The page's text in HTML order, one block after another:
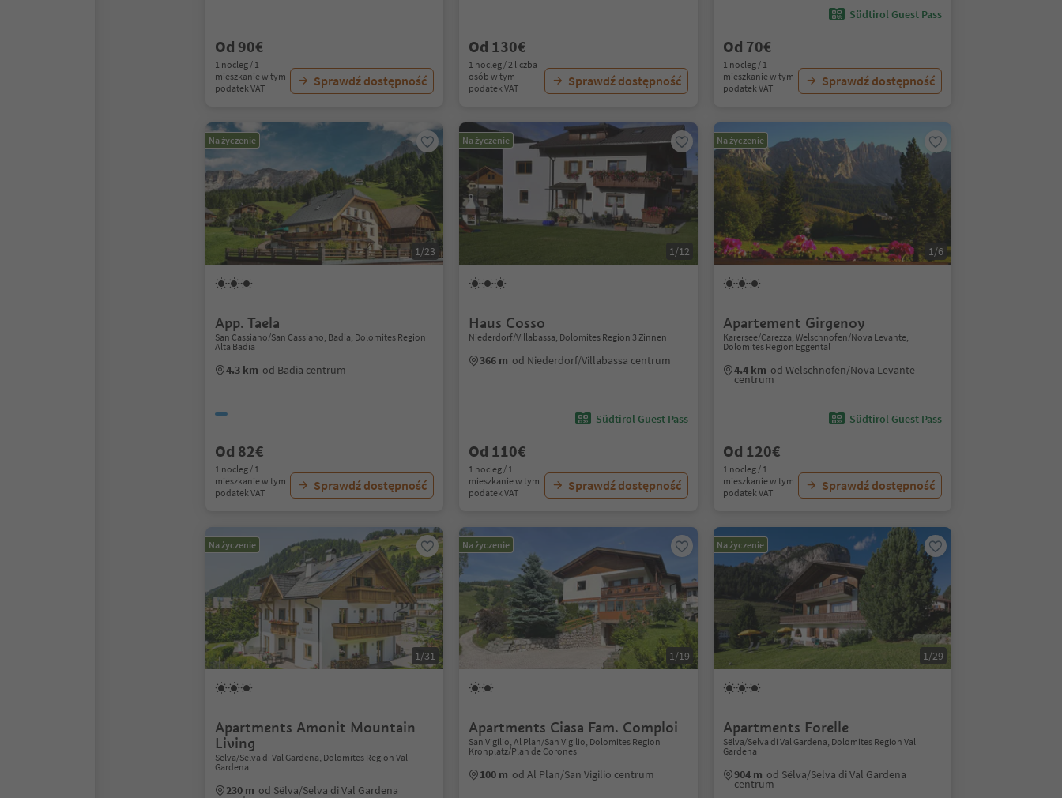
Od 90€
1 nocleg / 1
mieszkanie w tym
podatek VAT
Sprawdź dostępność
Od 130€
1 nocleg / 2 liczba
osób w tym
podatek VAT
Sprawdź dostępność
Südtirol Guest Pass
Od 70€
1 nocleg / 1
mieszkanie w tym
podatek VAT
Sprawdź dostępność
Na życzenie
1/23
App. Taela
San Cassiano/San Cassiano, Badia, Dolomites Region
Alta Badia
4.3 km od Badia centrum
Od 82€
1 nocleg / 1
mieszkanie w tym
podatek VAT
Sprawdź dostępność
Na życzenie
1/12
Haus Cosso
Niederdorf/Villabassa, Dolomites Region 3 Zinnen
366 m od Niederdorf/Villabassa centrum
Südtirol Guest Pass
Od 110€
1 nocleg / 1
mieszkanie w tym
podatek VAT
Sprawdź dostępność
Na życzenie
1/6
Apartement Girgenoy
Karersee/Carezza, Welschnofen/Nova Levante,
Dolomites Region Eggental
4.4 km od Welschnofen/Nova Levante
centrum
Südtirol Guest Pass
Od 120€
1 nocleg / 1
mieszkanie w tym
podatek VAT
Sprawdź dostępność
Na życzenie
1/31
Apartments Amonit Mountain
Living
Sëlva/Selva di Val Gardena, Dolomites Region Val
Gardena
230 m od Sëlva/Selva di Val Gardena
Na życzenie
1/19
Apartments Ciasa Fam. Comploi
San Vigilio, Al Plan/San Vigilio, Dolomites Region
Kronplatz/Plan de Corones
100 m od Al Plan/San Vigilio centrum
Na życzenie
1/29
Apartments Forelle
Sëlva/Selva di Val Gardena, Dolomites Region Val
Gardena
904 m od Sëlva/Selva di Val Gardena
centrum